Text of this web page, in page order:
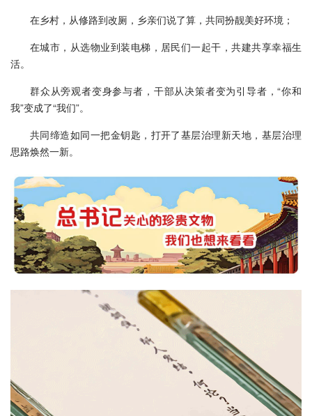
在乡村，从修路到改厕，乡亲们说了算，共同扮靓美好环境；
在城市，从选物业到装电梯，居民们一起干，共建共享幸福生
活。
群众从旁观者变身参与者，干部从决策者变为引导者，“你和
我”变成了“我们”。
共同缔造如同一把金钥匙，打开了基层治理新天地，基层治理
思路焕然一新。